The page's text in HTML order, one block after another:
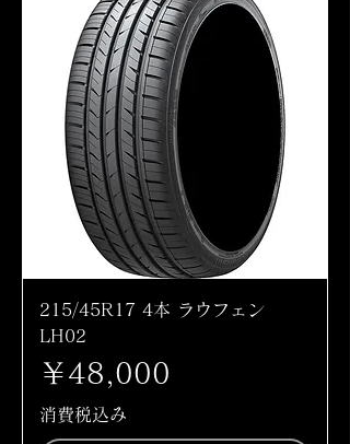
215/45R17 4本 ラウフェン
LH02
価格
￥48,000
消費税込み